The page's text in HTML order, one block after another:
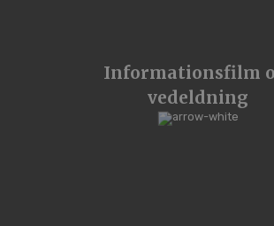
Informationsfilm
vedeldning